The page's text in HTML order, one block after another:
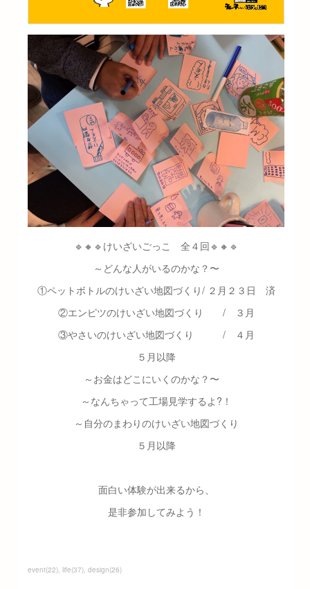
🔹🔸🔹けいざいごっこ 全４回🔹🔸🔹
～どんな人がいるのかな？〜
①ペットボトルのけいざい地図づくり/ ２月２３日 済
②エンピツのけいざい地図づくり / ３月
③やさいのけいざい地図づくり / ４月
５月以降
～お金はどこにいくのかな？〜
～なんちゃって工場見学するよ?！
～自分のまわりのけいざい地図づくり
５月以降
面白い体験が出来るから、
是非参加してみよう！
event(22) life(37) design(26)